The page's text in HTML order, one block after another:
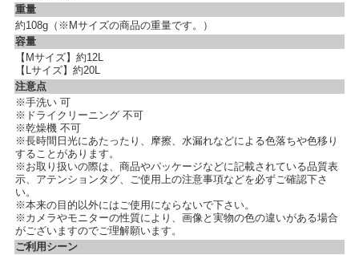
重量
約108g（※Mサイズの商品の重量です。）
容量
【Mサイズ】約12L
【Lサイズ】約20L
注意点
※手洗い 可
※ドライクリーニング 不可
※乾燥機 不可
※長時間日光にあたったり、摩擦、水漏れなどによる色落ちや色移り
することがあります。
※お取り扱いの際は、商品やパッケージなどに記載されている品質表
示、アテンションタグ、ご使用上の注意事項などを必ずご確認下さ
い。
※本来の目的以外にはご使用にならないで下さい。
※カメラやモニターの性質により、画像と実物の色の違いがある場合
がございますのでご理解願います。
ご利用シーン